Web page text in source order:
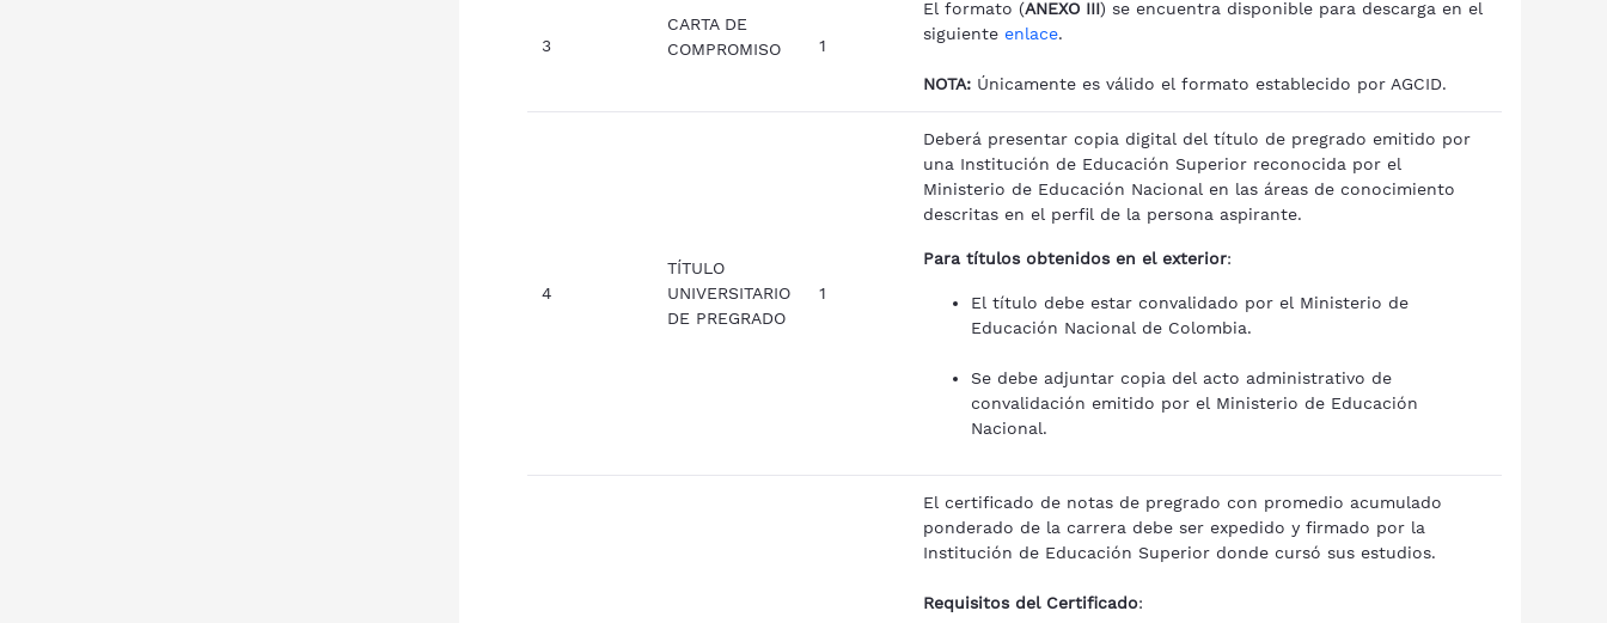
3
CARTA DE
COMPROMISO
1
El formato (ANEXO III) se encuentra disponible para descarga en el
siguiente enlace.
NOTA: Únicamente es válido el formato establecido por AGCID.
4
TÍTULO
UNIVERSITARIO
DE PREGRADO
1
Deberá presentar copia digital del título de pregrado emitido por
una Institución de Educación Superior reconocida por el
Ministerio de Educación Nacional en las áreas de conocimiento
descritas en el perfil de la persona aspirante.
Para títulos obtenidos en el exterior:
El título debe estar convalidado por el Ministerio de
Educación Nacional de Colombia.
Se debe adjuntar copia del acto administrativo de
convalidación emitido por el Ministerio de Educación
Nacional.
El certificado de notas de pregrado con promedio acumulado
ponderado de la carrera debe ser expedido y firmado por la
Institución de Educación Superior donde cursó sus estudios.
Requisitos del Certificado: